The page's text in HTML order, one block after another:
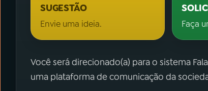
SUGESTÃO
Envie uma ideia. Faça
Você será direcionado(a) para o sistema
uma plataforma de comunicação da